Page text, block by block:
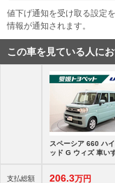
値下げ通知を受け取る設定
情報が通知されます。
この車を見ている人に
支払総額
スペーシア 660 ハイ
ッド G ウィズ 車い
206.3万円